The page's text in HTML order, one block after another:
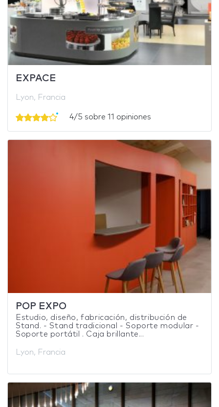
EXPACE
Lyon, Francia
4/5 sobre 11 opiniones
POP EXPO
Estudio, diseño, fabricación, distribución de
Stand. - Stand tradicional - Soporte modular -
Soporte portátil . Caja brillante...
Lyon, Francia